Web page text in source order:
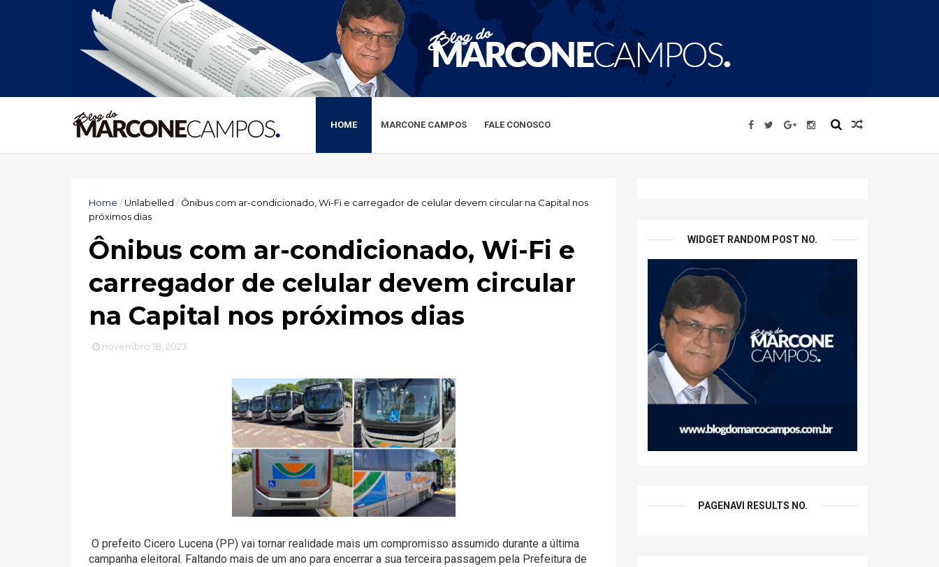
HOME MARCONE CAMPOS FALE CONOSCO
Home /Unlabelled / Ônibus com ar-condicionado, Wi-Fi e carregador de celular devem circular na Capital nos
próximos dias
Ônibus com ar-condicionado, Wi-Fi e
carregador de celular devem circular
na Capital nos próximos dias
novembro 18, 2023
O prefeito Cicero Lucena (PP) vai tornar realidade mais um compromisso assumido durante a última
campanha eleitoral. Faltando mais de um ano para encerrar a sua terceira passagem pela Prefeitura de
WIDGET RANDOM POST NO.
PAGENAVI RESULTS NO.